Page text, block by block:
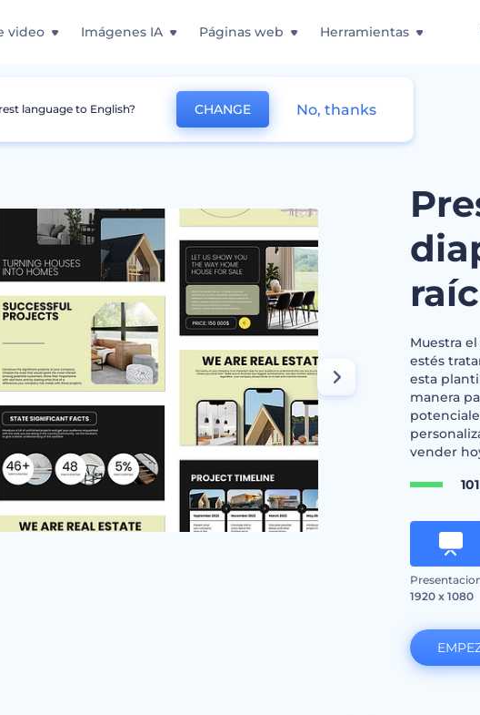
video Imágenes IA Páginas web Herramientas
de diapositivas para bienes raíces
Muestra
estés
esta
manera
vender
101
1920 x 1080
language to English? CHANGE No, thanks